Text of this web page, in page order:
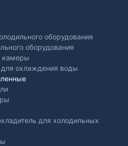
оборудования
оборудования
камеры
охлаждения воды
для холодильных